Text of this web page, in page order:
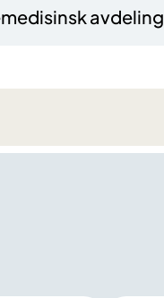
avdeling